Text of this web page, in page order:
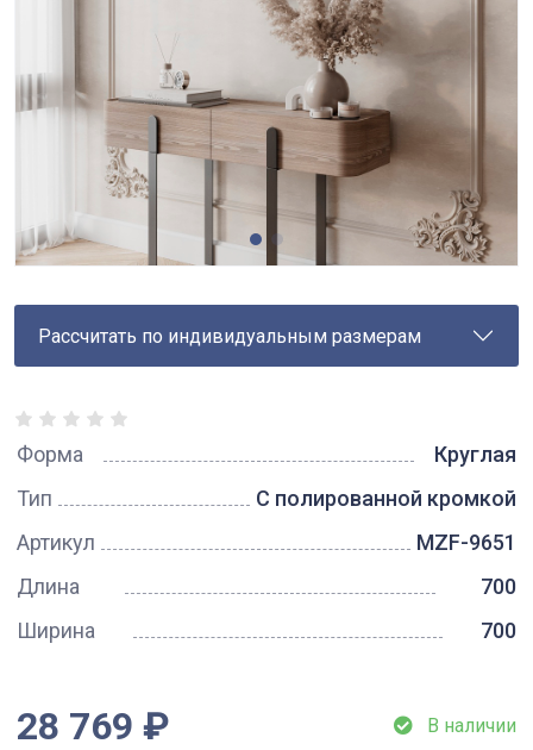
Рассчитать по индивидуальным размерам
Форма
Круглая
Тип
С полированной кромкой
Артикул
MZF-9651
Длина
700
Ширина
700
28 769 ₽ В наличии